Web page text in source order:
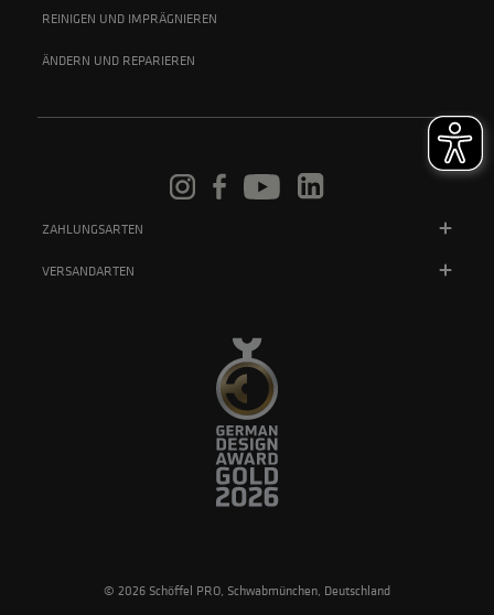
REINIGEN UND IMPRÄGNIEREN
ÄNDERN UND REPARIEREN
ZAHLUNGSARTEN
VERSANDARTEN
© 2026 Schöffel PRO, Schwabmünchen, Deutschland